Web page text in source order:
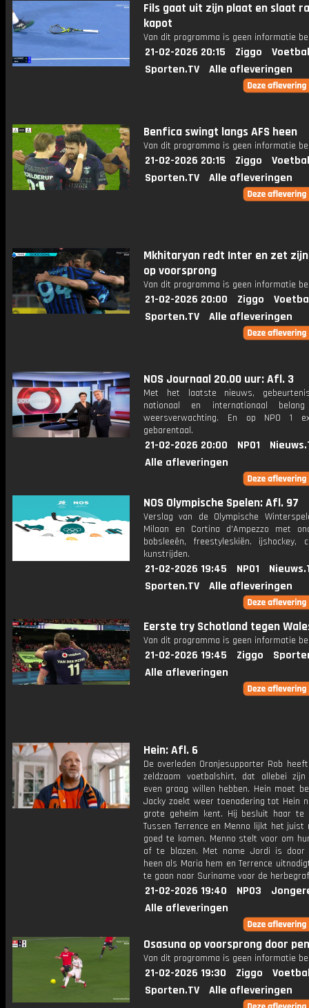
Fils gaat uit zijn plaat en slaat
kapot
Van dit programma is geen informatie
21-02-2026 20:15 Ziggo
Sporten.TV
Alle afleveringen
Benfica swingt langs AFS heen
Van dit programma is geen informatie
21-02-2026 20:15 Ziggo
Sporten.TV
Alle afleveringen
Mkhitaryan redt Inter en zet
op voorsprong
Van dit programma is geen informatie
21-02-2026 20:00 Ziggo
Sporten.TV
Alle afleveringen
NOS Journaal 20.00 uur: Afl. 3
Met het laatste nieuws,
nationaal en internationaal
weersverwachting. En op NPO 1
gebarentaal.
21-02-2026 20:00 NPO1
Alle afleveringen
NOS Olympische Spelen: Afl. 97
Verslag van de Olympische
Milaan en Cortina d'Ampezzo met
bobsleeën, freestyleskiën. ijshockey,
kunstrijden.
21-02-2026 19:45 NPO1
Sporten.TV
Alle afleveringen
Eerste try Schotland tegen
Van dit programma is geen informatie
21-02-2026 19:45 Ziggo
Alle afleveringen
Hein: Afl. 6
De overleden Oranjesupporter Rob
zeldzaam voetbalshirt, dat allebei
even graag willen hebben. Hein moet
Jacky zoekt weer toenadering tot Hein
grote geheim kent. Hij besluit haar te
Tussen Terrence en Menno lijkt het juist
goed te komen. Menno stelt voor om
af te blazen. Met name Jordi is door
heen als Maria hem en Terrence
te gaan naar Suriname voor de
21-02-2026 19:40 NPO3
Alle afleveringen
Osasuna op voorsprong door
Van dit programma is geen informatie
21-02-2026 19:30 Ziggo
Sporten.TV
Alle afleveringen